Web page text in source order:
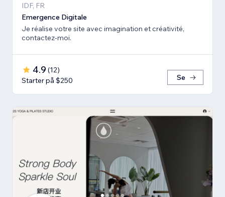
IDF, FR
Emergence Digitale
Je réalise votre site avec imagination et créativité,
contactez-moi.
4.9 (12)
Starter på $250
Se